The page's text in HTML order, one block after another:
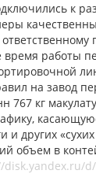
к
время работы
на завод
767 кг
и других
объем в
d/